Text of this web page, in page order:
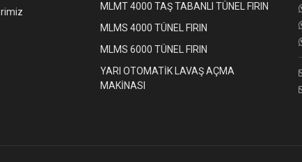
MLMT 4000 TAŞ TABANLI TÜNEL FIRIN
MLMS 4000 TÜNEL FIRIN
MLMS 6000 TÜNEL FIRIN
YARI OTOMATİK LAVAŞ AÇMA
MAKİNASI